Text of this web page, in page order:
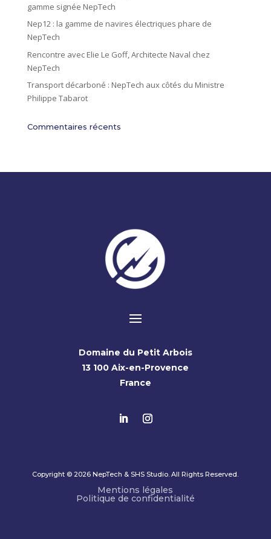
gamme signée NepTech
Nep12 : la gamme de navires électriques phare de
NepTech
Rencontre avec Elie Le Goff, Architecte Naval chez
NepTech
Transport décarboné : NepTech aux côtés du Ministre
Philippe Tabarot
Commentaires récents
Domaine du Petit Arbois
13 100 Aix-en-Provence
France
Copyright © 2026 NepTech & SHS Studio. All Rights Reserved.
Mentions légales
Politique de confidentialité